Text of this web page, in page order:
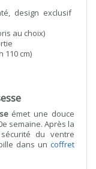
design exclusif
au choix)
110 cm)
émet une douce
semaine. Après la
du ventre
dans un coffret